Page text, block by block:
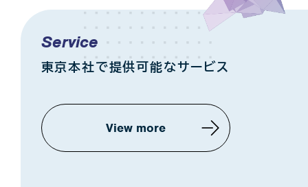
Service
東京本社で提供可能なサービス
View more